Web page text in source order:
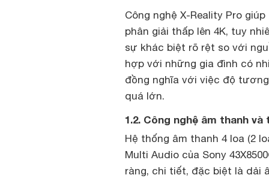
Công nghệ X-Reality Pro
phân giải thấp lên 4K, tuy
sự khác biệt rõ rệt so với
hợp với những gia đình có
đồng nghĩa với việc độ
quá lớn.
1.2. Công nghệ âm thanh
Hệ thống âm thanh 4 loa (2
Multi Audio của Sony
ràng, chi tiết, đặc biệt là dải